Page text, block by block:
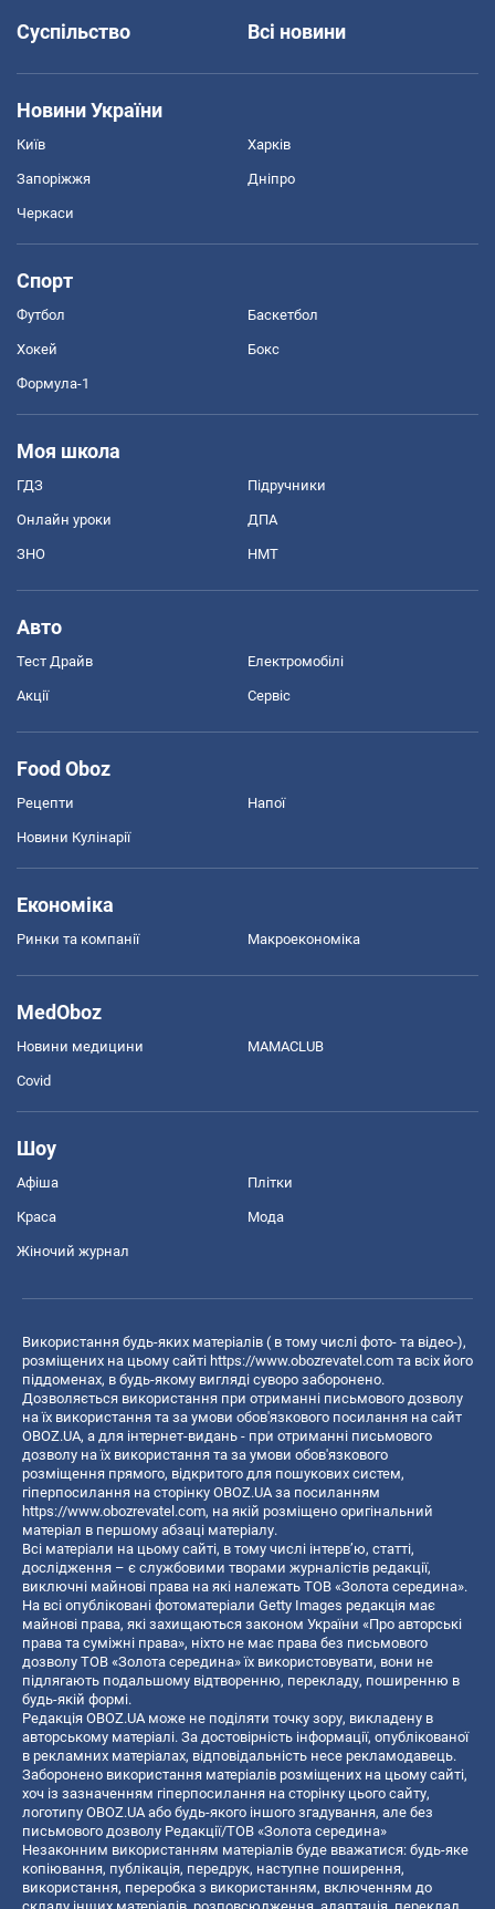
Суспільство
Всі новини
Новини України
Київ Харків
Запоріжжя Дніпро
Черкаси
Спорт
Футбол Баскетбол
Хокей Бокс
Формула-1
Моя школа
ГДЗ Підручники
Онлайн уроки ДПА
ЗНО НМТ
Авто
Тест Драйв Електромобілі
Акції Сервіс
Food Oboz
Рецепти Напої
Новини Кулінарії
Економіка
Ринки та компанії Макроекономіка
MedOboz
Новини медицини MAMACLUB
Covid
Шоу
Афіша Плітки
Краса Мода
Жіночий журнал
Використання будь-яких матеріалів ( в тому числі фото- та відео-),
розміщених на цьому сайті https://www.obozrevatel.com та всіх його
піддоменах, в будь-якому вигляді суворо заборонено.
Дозволяється використання при отриманні письмового дозволу
на їх використання та за умови обов'язкового посилання на сайт
OBOZ.UA, а для інтернет-видань - при отриманні письмового
дозволу на їх використання та за умови обов'язкового
розміщення прямого, відкритого для пошукових систем,
гіперпосилання на сторінку OBOZ.UA за посиланням
https://www.obozrevatel.com, на якій розміщено оригінальний
матеріал в першому абзаці матеріалу.
Всі матеріали на цьому сайті, в тому числі інтерв’ю, статті,
дослідження – є службовими творами журналістів редакції,
виключні майнові права на які належать ТОВ «Золота середина».
На всі опубліковані фотоматеріали Getty Images редакція має
майнові права, які захищаються законом України «Про авторські
права та суміжні права», ніхто не має права без письмового
дозволу ТОВ «Золота середина» їх використовувати, вони не
підлягають подальшому відтворенню, перекладу, поширенню в
будь-якій формі.
Редакція OBOZ.UA може не поділяти точку зору, викладену в
авторському матеріалі. За достовірність інформації, опублікованої
в рекламних матеріалах, відповідальність несе рекламодавець.
Заборонено використання матеріалів розміщених на цьому сайті,
хоч із зазначенням гіперпосилання на сторінку цього сайту,
логотипу OBOZ.UA або будь-якого іншого згадування, але без
письмового дозволу Редакції/ТОВ «Золота середина»
Незаконним використанням матеріалів буде вважатися: будь-яке
копiювання, публiкацiя, передрук, наступне поширення,
використання, переробка з використанням, включенням до